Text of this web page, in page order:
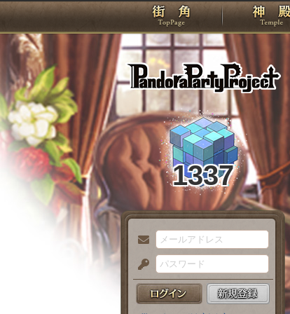
TOP
1337
メ
ー
ル
パ
ス